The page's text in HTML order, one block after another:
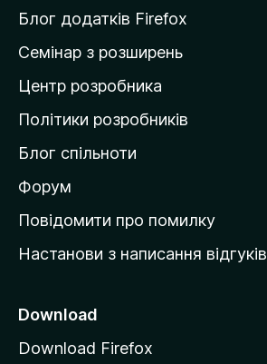
и
а
д
о
і
в
к
M
z
l
Блог додатків Firefox
Семінар з розширень
Центр розробника
Політики розробників
Блог спільноти
Форум
Повідомити про помилку
Настанови з написання відгуків
Download
Download Firefox